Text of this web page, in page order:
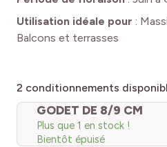
Utilisation idéale pour :
Balcons et terrasses
2 conditionnements
GODET DE 8/9 CM
Plus que 1 en stock !
Bientôt épuisé